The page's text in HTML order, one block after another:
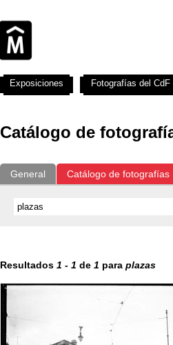
Catálogo de
General Catálogo de fotografías
Resultados 1 - 1 de 1 para plazas
Exposiciones Fotografías del CdF